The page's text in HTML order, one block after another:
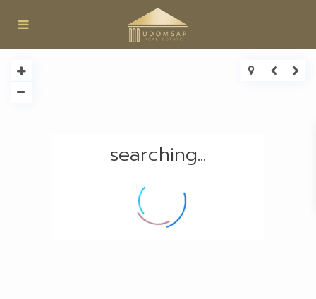
searching...